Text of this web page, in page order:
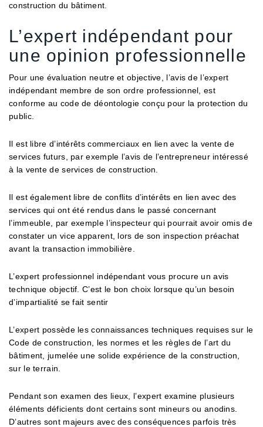
construction du bâtiment.
L’expert indépendant pour
une opinion professionnelle
Pour une évaluation neutre et objective, l’avis de l’expert
indépendant membre de son ordre professionnel, est
conforme au code de déontologie conçu pour la protection du
public.
Il est libre d’intérêts commerciaux en lien avec la vente de
services futurs, par exemple l’avis de l’entrepreneur intéressé
à la vente de services de construction.
Il est également libre de conflits d’intérêts en lien avec des
services qui ont été rendus dans le passé concernant
l’immeuble, par exemple l’inspecteur qui pourrait avoir omis de
constater un vice apparent, lors de son inspection préachat
avant la transaction immobilière.
L’expert professionnel indépendant vous procure un avis
technique objectif. C’est le bon choix lorsque qu’un besoin
d’impartialité se fait sentir
L’expert possède les connaissances techniques requises sur le
Code de construction, les normes et les règles de l’art du
bâtiment, jumelée une solide expérience de la construction,
sur le terrain.
Pendant son examen des lieux, l’expert examine plusieurs
éléments déficients dont certains sont mineurs ou anodins.
D’autres sont majeurs avec des conséquences parfois très